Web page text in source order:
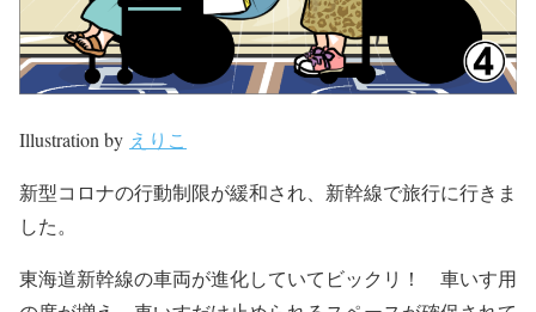
Illustration by えりこ
新型コロナの行動制限が緩和され、新幹線で旅行に行きま
した。
東海道新幹線の車両が進化していてビックリ！ 車いす用